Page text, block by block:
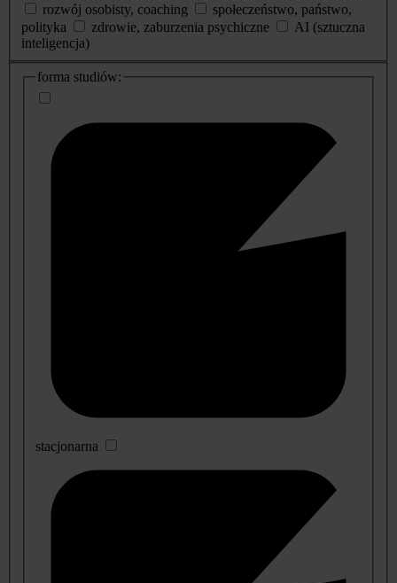
rozwój osobisty, coaching
społeczeństwo, państwo,
polityka
zdrowie, zaburzenia psychiczne
AI (sztuczna
inteligencja)
dodatkowe
informacje
forma studiów:
stacjonarna